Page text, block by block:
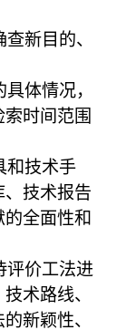
新目的、
体情况，
时间范围
和技术手
技术报告
全面性和
评价工法进
术路线、
新颖性、